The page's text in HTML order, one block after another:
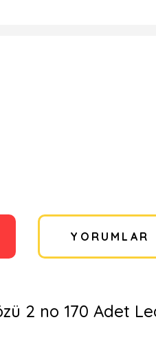
YORUMLAR
2 no 170 Adet